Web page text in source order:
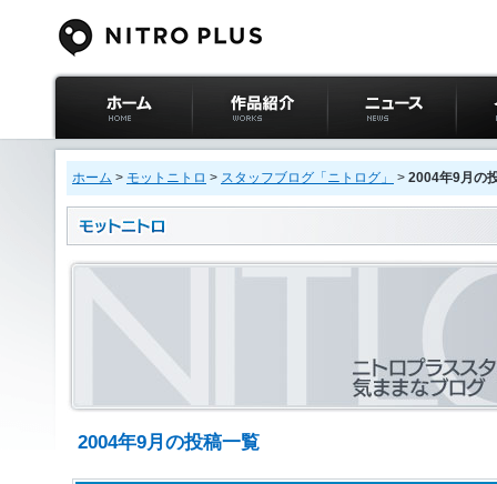
ニトロプラス公式
サイト ホーム
作品紹介 ニュース イベ
ホーム > モットニトロ > スタッフブログ「ニトログ」 > 2004年9月の
2004年9月の投稿一覧